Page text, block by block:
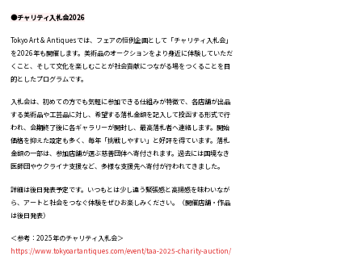
●チャリティ入札会2026
Tokyo Art & Antiquesでは、フェアの恒例企画として「チャリティ入札会」
を2026年も開催します。美術品のオークションをより身近に体験していただ
くこと、そして文化を楽しむことが社会貢献につながる場をつくることを目
的としたプログラムです。
入札会は、初めての方でも気軽に参加できる仕組みが特徴で、各店舗が出品
する美術品や工芸品に対し、希望する落札金額を記入して投函する形式で行
われ、会期終了後に各ギャラリーが開封し、最高落札者へ連絡します。開始
価格を抑えた設定も多く、毎年「挑戦しやすい」と好評を得ています。落札
金額の一部は、参加店舗が選ぶ慈善団体へ寄付されます。過去には国境なき
医師団やウクライナ支援など、多様な支援先へ寄付が行われてきました。
詳細は後日発表予定です。いつもとは少し違う緊張感と高揚感を味わいなが
ら、アートと社会をつなぐ体験をぜひお楽しみください。（開催店舗・作品
は後日発表）
＜参考：2025年のチャリティ入札会＞
https://www.tokyoartantiques.com/event/taa-2025-charity-auction/